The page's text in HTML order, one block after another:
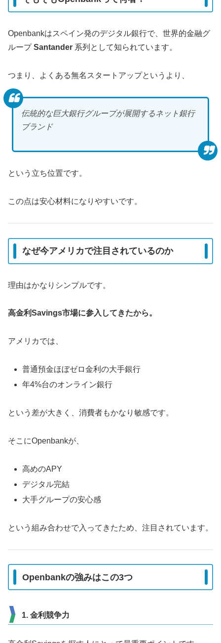
Openbankはスペイン発のデジタル銀行で、世界的金融グ
ループSantander 系列として知られています。
つまり、よくある無名スタートアップというより、
伝統的な巨大銀行グループが展開するネット銀行
ブランド
という立ち位置です。
この点は安心材料になりやすいです。
なぜ今アメリカで注目されているのか
理由はかなりシンプルです。
高金利Savings市場に参入してきたから。
アメリカでは、
普通預金ほぼゼロ金利の大手銀行
年4%台のオンライン銀行
という差が大きく、消費者もかなり敏感です。
そこにOpenbankが、
高めのAPY
デジタル完結
大手グループの安心感
という組み合わせで入ってきたため、注目されています。
Openbankの強みはこの3つ
1. 金利競争力